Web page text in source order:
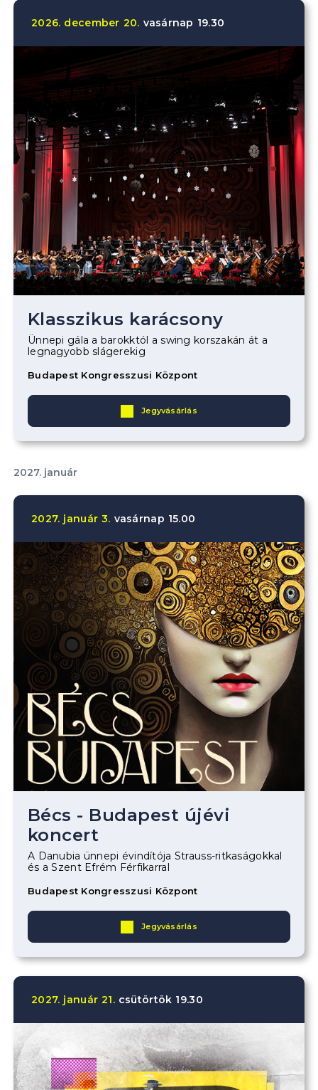
2026. december 20. vasárnap 19.30
Klasszikus karácsony
Ünnepi gála a barokktól a swing korszakán át a
legnagyobb slágerekig
Budapest Kongresszusi Központ
Jegyvásárlás
2027. január
2027. január 3. vasárnap 15.00
Bécs - Budapest újévi
koncert
A Danubia ünnepi évindítója Strauss-ritkaságokkal
és a Szent Efrém Férfikarral
Budapest Kongresszusi Központ
Jegyvásárlás
2027. január 21. csütörtök 19.30